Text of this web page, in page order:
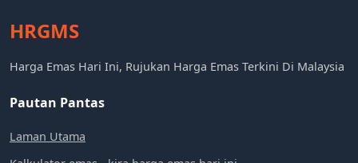
HRGMS
Harga Emas Hari Ini, Rujukan Harga Emas Terkini Di Malaysia
Pautan Pantas
Laman Utama